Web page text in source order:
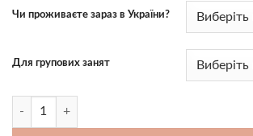
149,00
through
499,00
Чи проживаєте зараз в України?
Для групових занят
НОВИЙ Різдвяний щоденник (